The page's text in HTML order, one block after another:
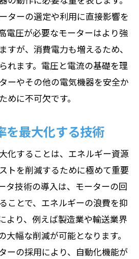
ターの選定や利用に直接影響を
電圧が必要なモーターはより強
すが、消費電力も増えるため、
れます。電圧と電流の基礎を理
ーやその他の電気機器を安全か
めに不可欠です。
を最大化する技術
化することは、エネルギー資源
トを削減するために極めて重要
タ技術の導入は、モーターの回
ことで、エネルギーの浪費を抑
より、例えば製造業や輸送業界
大幅な削減が可能となります。
ーの採用により、自動化機能が